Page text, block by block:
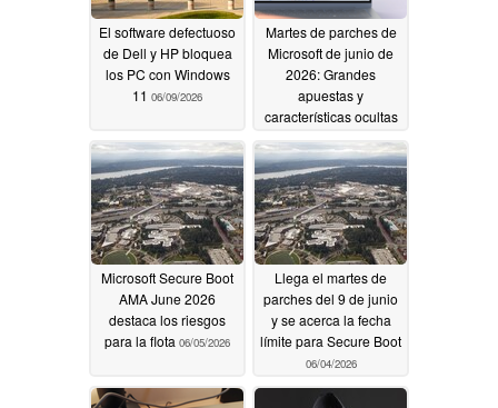
El software defectuoso
de Dell y HP bloquea
los PC con Windows
11 06/09/2026
Martes de parches de
Microsoft de junio de
2026: Grandes
apuestas y
características ocultas
06/09/2026
Microsoft Secure Boot
AMA June 2026
destaca los riesgos
para la flota 06/05/2026
Llega el martes de
parches del 9 de junio
y se acerca la fecha
límite para Secure Boot
06/04/2026